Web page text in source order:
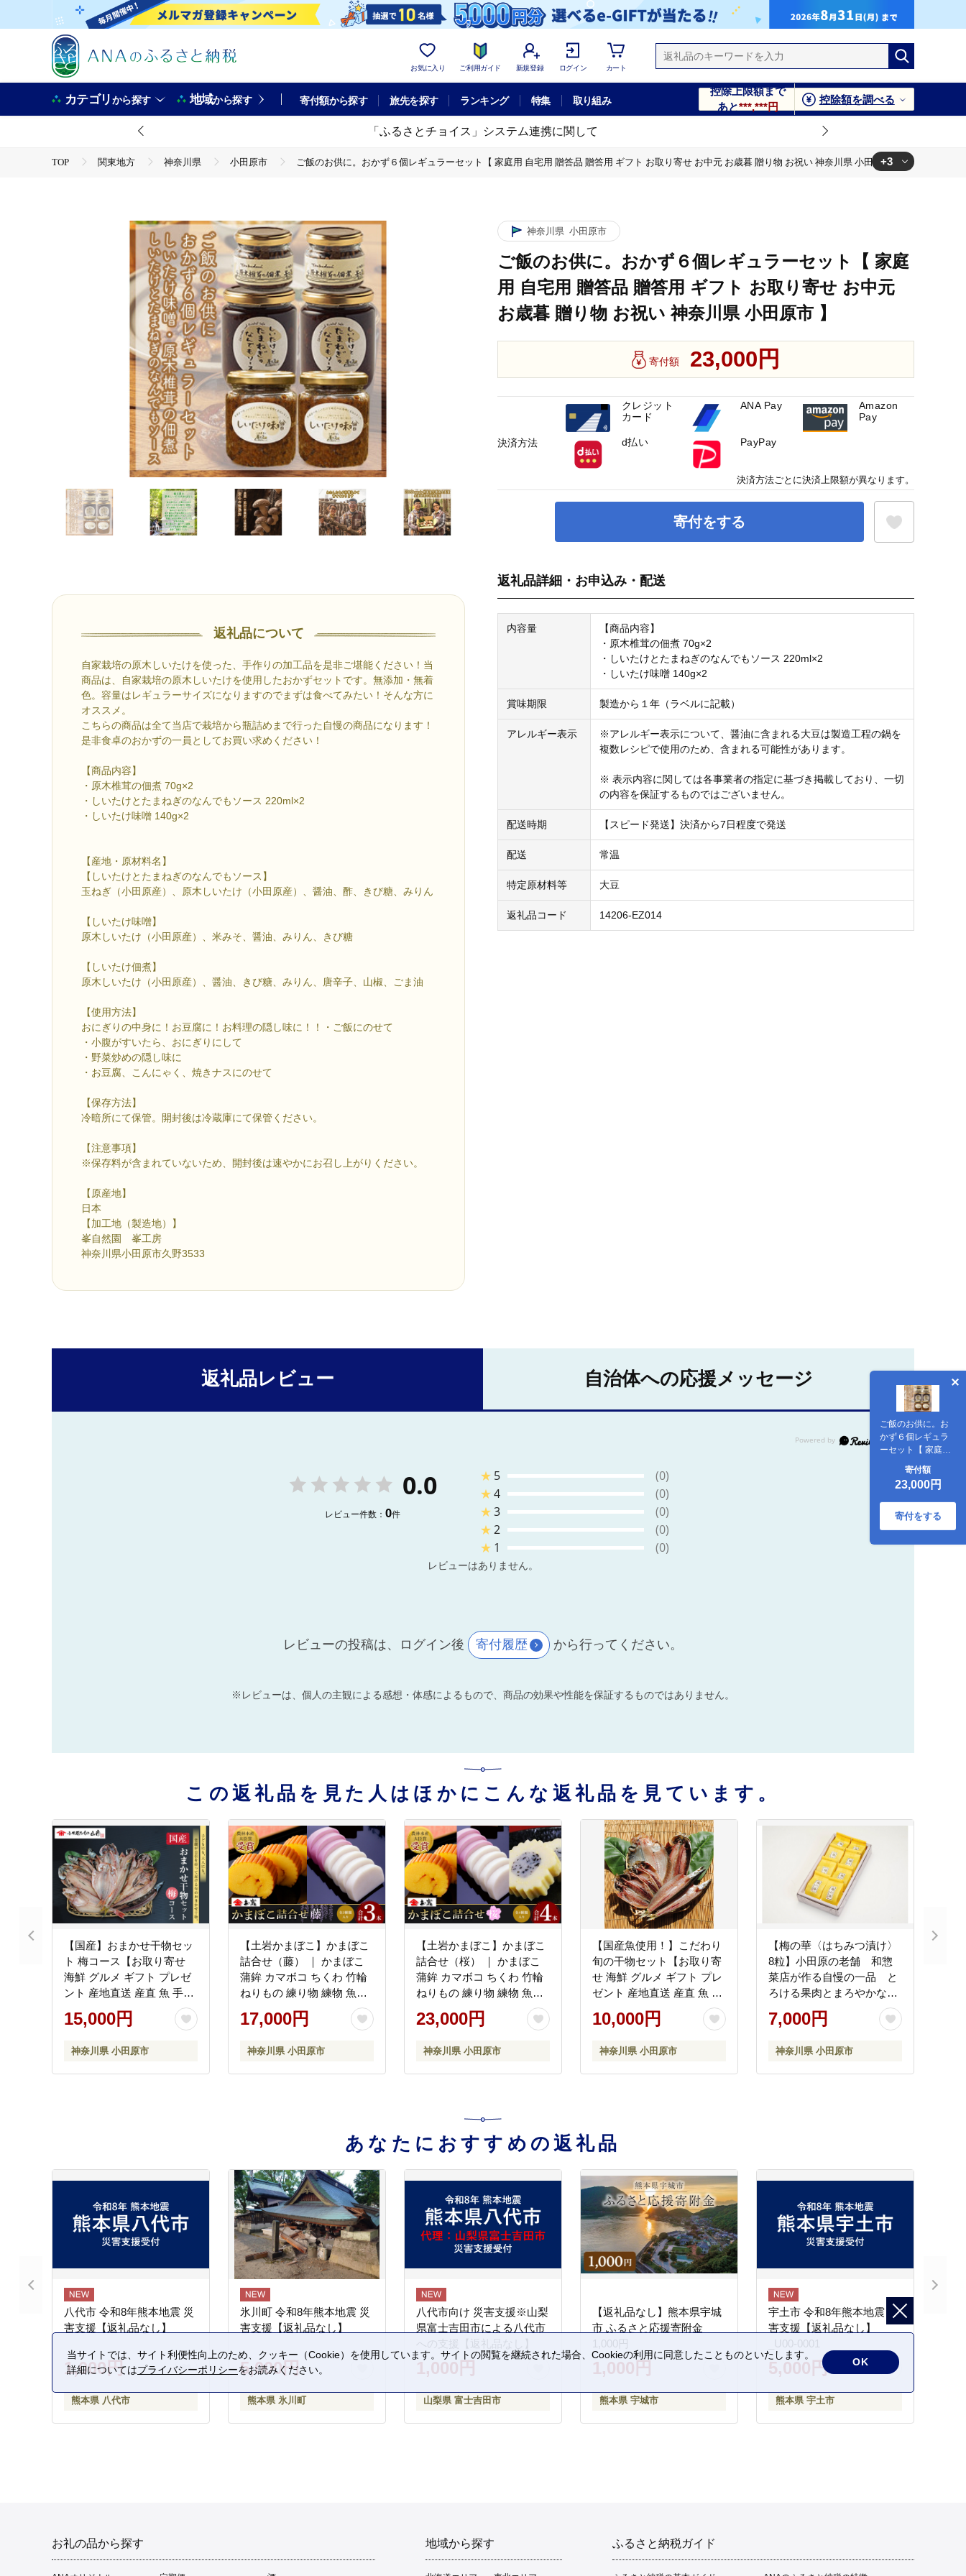
お気に入り ご利用ガイド 新規登録 ログイン カート
カテゴリから探す 地域から探す 寄付額から探す 旅先を探す ランキング 特集 取り組み
控除上限額まで
あと***,***円
控除額を調べる
「ふるさとチョイス」システム連携に関して
TOP 関東地方 神奈川県 小田原市
ご飯のお供に。おかず６個レギュラーセット【 家庭用 自宅用 贈答品 贈答用 ギフト お取り寄せ お中元 お歳暮 贈り物 お祝い 神奈川県 小田原市 】
+3
返礼品について
自家栽培の原木しいたけを使った、手作りの加工品を是非ご堪能ください！当
商品は、自家栽培の原木しいたけを使用したおかずセットです。無添加・無着
色。容量はレギュラーサイズになりますのでまずは食べてみたい！そんな方に
オススメ。
こちらの商品は全て当店で栽培から瓶詰めまで行った自慢の商品になります！
是非食卓のおかずの一員としてお買い求めください！
【商品内容】
・原木椎茸の佃煮 70g×2
・しいたけとたまねぎのなんでもソース 220ml×2
・しいたけ味噌 140g×2
【産地・原材料名】
【しいたけとたまねぎのなんでもソース】
玉ねぎ（小田原産）、原木しいたけ（小田原産）、醤油、酢、きび糖、みりん
【しいたけ味噌】
原木しいたけ（小田原産）、米みそ、醤油、みりん、きび糖
【しいたけ佃煮】
原木しいたけ（小田原産）、醤油、きび糖、みりん、唐辛子、山椒、ごま油
【使用方法】
おにぎりの中身に！お豆腐に！お料理の隠し味に！！・ご飯にのせて
・小腹がすいたら、おにぎりにして
・野菜炒めの隠し味に
・お豆腐、こんにゃく、焼きナスにのせて
【保存方法】
冷暗所にて保管。開封後は冷蔵庫にて保管ください。
【注意事項】
※保存料が含まれていないため、開封後は速やかにお召し上がりください。
【原産地】
日本
【加工地（製造地）】
峯自然園 峯工房
神奈川県小田原市久野3533
神奈川県 小田原市
ご飯のお供に。おかず６個レギュラーセット【 家庭
用 自宅用 贈答品 贈答用 ギフト お取り寄せ お中元
お歳暮 贈り物 お祝い 神奈川県 小田原市 】
寄付額 23,000円
寄付をする
ご飯のお供に。お
かず６個レギュラ
ーセット【 家庭用
自宅用 贈答品 贈答
用 ギフト お取り寄
せ お中元 お歳暮 贈
り物 お祝い 神奈川
県 小田原市 】
寄付額
23,000円
寄付をする
返礼品詳細・お申込み・配送
内容量
【商品内容】
・原木椎茸の佃煮 70g×2
・しいたけとたまねぎのなんでもソース 220ml×2
・しいたけ味噌 140g×2
賞味期限 製造から１年（ラベルに記載）
アレルギー表示
※アレルギー表示について、醤油に含まれる大豆は製造工程の鍋を
複数レシピで使用のため、含まれる可能性があります。
※ 表示内容に関しては各事業者の指定に基づき掲載しており、一切
の内容を保証するものではございません。
配送時期 【スピード発送】決済から7日程度で発送
配送 常温
特定原材料等 大豆
返礼品コード 14206-EZ014
決済方法
クレジット
カード
ANA Pay
Amazon
Pay
d払い PayPay
決済方法ごとに決済上限額が異なります。
返礼品レビュー 自治体への応援メッセージ
0.0
レビュー件数： 0件
★ 5
(0)
★4
(0)
★3
(0)
★2
(0)
★ 1 (0)
レビューはありません。
レビューの投稿は、ログイン後 寄付履歴 から行ってください。
※レビューは、個人の主観による感想・体感によるもので、商品の効果や性能を保証するものではありません。
この返礼品を見た人はほかにこんな返礼品を見ています。
【国産】おまかせ干物セッ
ト 梅コース【お取り寄せ
海鮮 グルメ ギフト プレゼ
ント 産地直送 産直 魚 手作
り ひもの 詰め合わせ お中
元 お歳暮 父の日 母の日 誕
朝食 バーベキュー 神奈川
県 小田原市 】
15,000円
神奈川県 小田原市
【土岩かまぼこ】かまぼこ
詰合せ（藤） ｜ かまぼこ
蒲鉾 カマボコ ちくわ 竹輪
ねりもの 練り物 練物 魚肉
すり身 惣菜 加工品 おかず
おつまみ 酒の肴 詰合せ セ
17,000円
神奈川県 小田原市
【土岩かまぼこ】かまぼこ
詰合せ（桜） ｜ かまぼこ
蒲鉾 カマボコ ちくわ 竹輪
ねりもの 練り物 練物 魚肉
すり身 惣菜 加工品 おかず
おつまみ 酒の肴 詰合せ セ
23,000円
神奈川県 小田原市
【国産魚使用！】こだわり
旬の干物セット【お取り寄
せ 海鮮 グルメ ギフト プレ
ゼント 産地直送 産直 魚 手
作り ひもの 詰め合わせ お
中元 お歳暮 父の日 母の日
用 朝食 バーベキュー 神奈
川県 小田原市 】
10,000円
神奈川県 小田原市
【梅の華〈はちみつ漬け〉
8粒】小田原の老舗 和惣
菜店が作る自慢の一品 と
ろける果肉とまろやかな甘
みの極上梅干し梅の華＜は
ちみつ漬け＞
7,000円
神奈川県 小田原市
あなたにおすすめの返礼品
八代市 令和8年熊本地震 災
害支援【返礼品なし】
1,000円
熊本県 八代市
氷川町 令和8年熊本地震 災
害支援【返礼品なし】
5,000円
熊本県 氷川町
八代市向け 災害支援※山梨
県富士吉田市による八代市
への支援【返礼品なし】
1,000円
山梨県 富士吉田市
【返礼品なし】熊本県宇城
市 ふるさと応援寄附金
1,000円
1,000円
熊本県 宇城市
宇土市 令和8年熊本地震 災
害支援【返礼品なし】
_U00-0001
5,000円
熊本県 宇土市
お礼の品から探す 地域から探す ふるさと納税ガイド
当サイトでは、サイト利便性向上のため、クッキー（Cookie）を使用しています。サイトの閲覧を継続された場合、Cookieの利用に同意したことものといたします。
詳細についてはプライバシーポリシーをお読みください。
OK